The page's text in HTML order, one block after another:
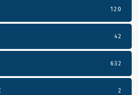
120
42
632
2